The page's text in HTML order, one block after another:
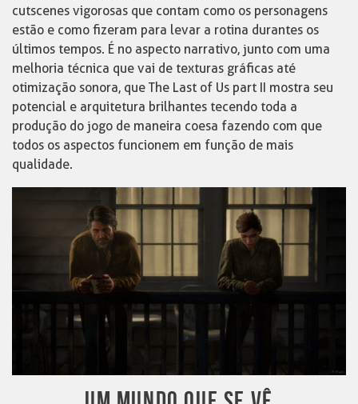
cutscenes vigorosas que contam como os personagens
estão e como fizeram para levar a rotina durantes os
últimos tempos. É no aspecto narrativo, junto com uma
melhoria técnica que vai de texturas gráficas até
otimização sonora, que The Last of Us part II mostra seu
potencial e arquitetura brilhantes tecendo toda a
produção do jogo de maneira coesa fazendo com que
todos os aspectos funcionem em função de mais
qualidade.